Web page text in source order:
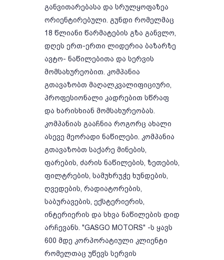
განვითარებასა და სრულყოფაზეა
ორიენტირებული. გუნდი რომელმაც
18 წლიანი წარმატების გზა განვლო,
დღეს ერთ-ერთი ლიდერია ბაზარზე
ავტო- ნაწილებითა და სერვის
მომსახურეობით. კომპანია
გთავაზობთ მაღალკვალიფიციური,
პროფესიონალი კადრებით სწრაფ
და ხარისხიან მომსახურეობას.
კომპანიას გააჩნია როგორც ახალი
ასევე მეორადი ნაწილები. კომპანია
გთავაზობთ საქარე მინების,
ფარების, ძარის ნაწილების, ზეთების,
ფილტრების, სამუხრუჭე ხუნდების,
ღვედების, რადიატორების,
საბურავების, ექსტერიერის,
ინტერიერის და სხვა ნაწილების დიდ
არჩევანს. "GASGO MOTORS" -ს ყავს
600 მდე კორპორატიული კლიენტი
რომელთაც უწევს სერვის